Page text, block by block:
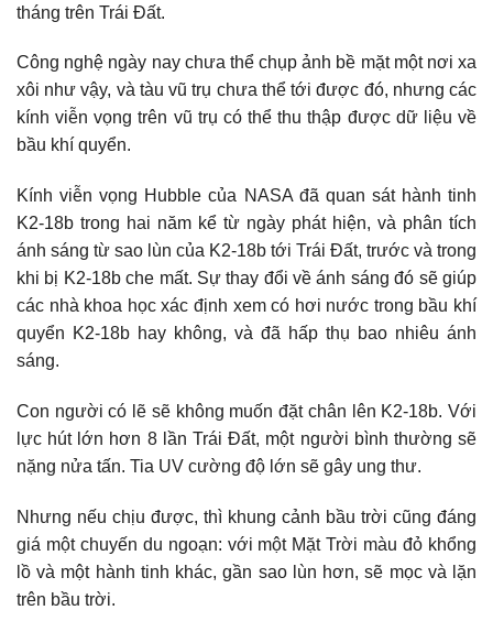
tháng trên Trái Đất.
Công nghệ ngày nay chưa thể chụp ảnh bề mặt một nơi xa
xôi như vậy, và tàu vũ trụ chưa thể tới được đó, nhưng các
kính viễn vọng trên vũ trụ có thể thu thập được dữ liệu về
bầu khí quyển.
Kính viễn vọng Hubble của NASA đã quan sát hành tinh
K2-18b trong hai năm kể từ ngày phát hiện, và phân tích
ánh sáng từ sao lùn của K2-18b tới Trái Đất, trước và trong
khi bị K2-18b che mất. Sự thay đổi về ánh sáng đó sẽ giúp
các nhà khoa học xác định xem có hơi nước trong bầu khí
quyển K2-18b hay không, và đã hấp thụ bao nhiêu ánh
sáng.
Con người có lẽ sẽ không muốn đặt chân lên K2-18b. Với
lực hút lớn hơn 8 lần Trái Đất, một người bình thường sẽ
nặng nửa tấn. Tia UV cường độ lớn sẽ gây ung thư.
Nhưng nếu chịu được, thì khung cảnh bầu trời cũng đáng
giá một chuyến du ngoạn: với một Mặt Trời màu đỏ khổng
lồ và một hành tinh khác, gần sao lùn hơn, sẽ mọc và lặn
trên bầu trời.